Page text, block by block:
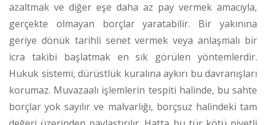
azaltmak ve diğer eşe daha az pay vermek amacıyla,
gerçekte olmayan borçlar yaratabilir. Bir yakınına
geriye dönük tarihli senet vermek veya anlaşmalı bir
icra takibi başlatmak en sık görülen yöntemlerdir.
Hukuk sistemi, dürüstlük kuralına aykırı bu davranışları
korumaz. Muvazaalı işlemlerin tespiti halinde, bu sahte
borçlar yok sayılır ve malvarlığı, borçsuz halindeki tam